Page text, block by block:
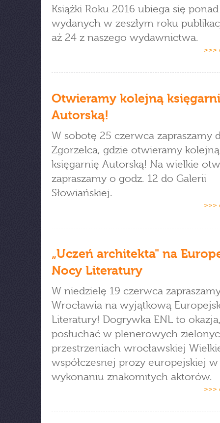
Książki Roku 2016 ubiega się
wydanych w zeszłym roku
aż 24 z naszego wydawnictwa.
>>>
Otwieramy kolejną
Autorską!
W sobotę 25 czerwca zapraszamy
Zgorzelca, gdzie otwieramy kolejną
księgarnię Autorską! Na wielkie
zapraszamy o godz. 12 do Galerii
Słowiańskiej.
>>>
„Uczeń architekta" na
Nocy Literatury
W niedzielę 19 czerwca
Wrocławia na wyjątkową
Literatury! Dogrywka ENL to
posłuchać w plenerowych
przestrzeniach wrocławskiej
współczesnej prozy europejskiej w
wykonaniu znakomitych aktorów.
>>>